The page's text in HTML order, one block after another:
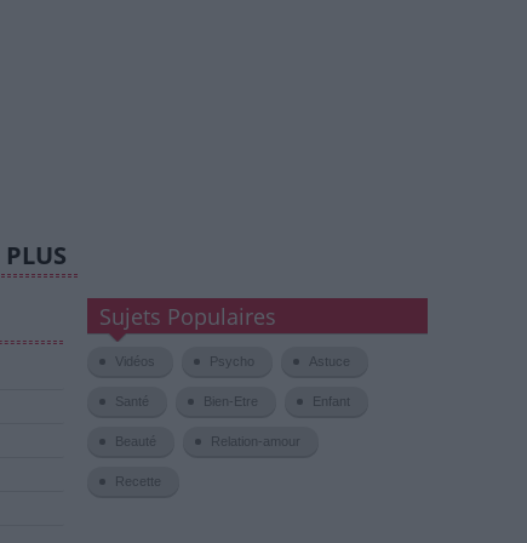
PLUS
Sujets Populaires
Vidéos Psycho Astuce
Santé Bien-Etre Enfant
Beauté Relation-amour
Recette